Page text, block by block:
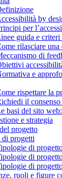
by
per
guida e criteri
rilasciare
di
e
rispettare la
il consenso
basi del sito
e strategia
progetto
progetti
di
di
di
ruoli e figure